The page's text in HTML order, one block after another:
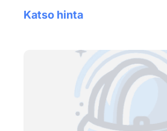
Katso hinta